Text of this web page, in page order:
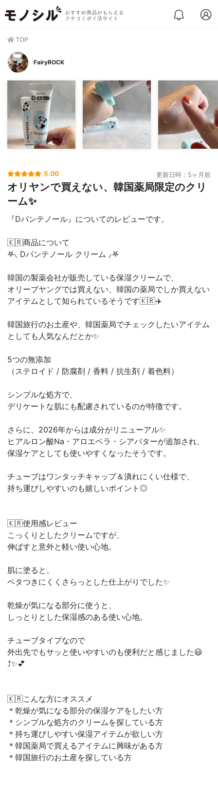
おすすめ商品がもらえる
クチコミポイ活サイト
TOP
FairyROCK
5.00 更新日時：5ヶ月前
オリヤンで買えない、韓国薬局限定のクリ
ーム✨
『Dパンテノール』についてのレビューです。
🇰🇷商品について
𖤐⸜ Dパンテノール クリーム ⸝𖤐
韓国の製薬会社が販売している保湿クリームで、
オリーブヤングでは買えない、韓国の薬局でしか買えない
アイテムとして知られているそうです🇰🇷✈️
韓国旅行のお土産や、韓国薬局でチェックしたいアイテム
としても人気なんだとか✨
5つの無添加
（ステロイド / 防腐剤 / 香料 / 抗生剤 / 着色料）
シンプルな処方で、
デリケートな肌にも配慮されているのが特徴です。
さらに、2026年からは成分がリニューアル✨
ヒアルロン酸Na・アロエベラ・シアバターが追加され、
保湿ケアとしても使いやすくなったそうです。
チューブはワンタッチキャップ＆潰れにくい仕様で、
持ち運びしやすいのも嬉しいポイント◎
🇰🇷使用感レビュー
こっくりとしたクリームですが、
伸ばすと意外と軽い使い心地。
肌に塗ると、
ベタつきにくくさらっとした仕上がりでした✨
乾燥が気になる部分に使うと、
しっとりとした保湿感のある使い心地。
チューブタイプなので
外出先でもサッと使いやすいのも便利だと感じました😃
⤴︎✨💕
🇰🇷こんな方にオススメ
＊乾燥が気になる部分の保湿ケアをしたい方
＊シンプルな処方のクリームを探している方
＊持ち運びしやすい保湿アイテムが欲しい方
＊韓国薬局で買えるアイテムに興味がある方
＊韓国旅行のお土産を探している方